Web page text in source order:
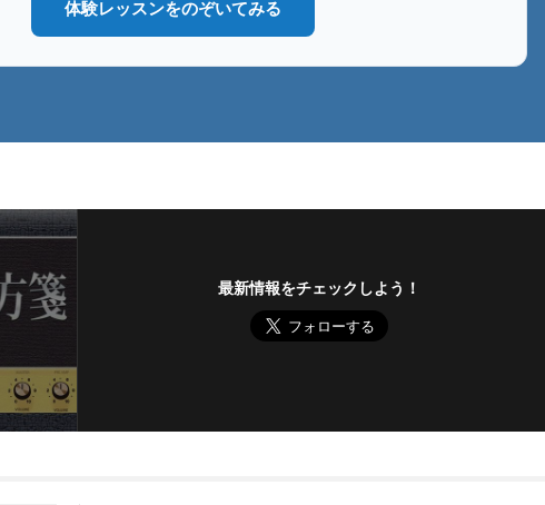
体験レッスンをのぞいてみる
最新情報をチェックしよう！